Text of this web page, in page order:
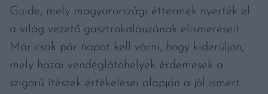
Guide, mely magyarországi éttermek nyerték el
a világ vezető gasztrokalauzának elismeréseit.
Már csak pár napot kell várni, hogy kiderüljön,
mely hazai vendéglátóhelyek érdemesek a
szigorú ítészek értékelései alapján a jól ismert